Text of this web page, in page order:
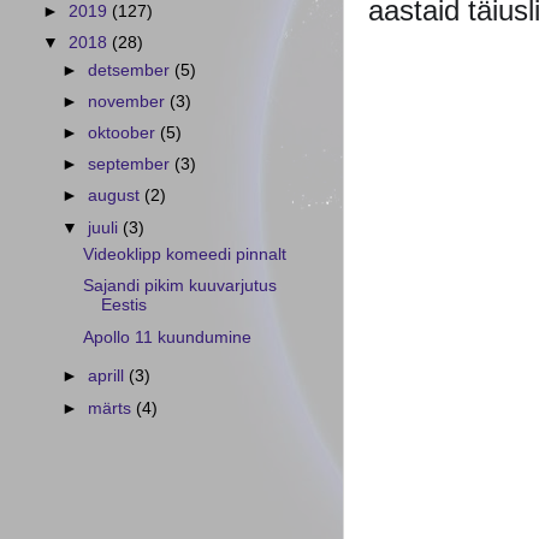
aastaid
► 2019 (127)
▼ 2018 (28)
►detsember (5)
► november (3)
►oktoober (5)
►september (3)
►august (2)
▼ juuli (3)
Videoklipp komeedi pinnalt
Sajandi pikim kuuvarjutus
Eestis
Apollo 11 kuundumine
►aprill (3)
► märts (4)